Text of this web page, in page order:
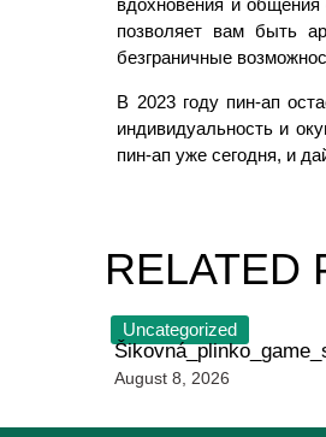
вдохновения и
позволяет вам быть
безграничные
В 2023 году пин-ап
индивидуальность и
пин-ап уже сегодня, и
RELATED
Uncategorized
August 8, 2026